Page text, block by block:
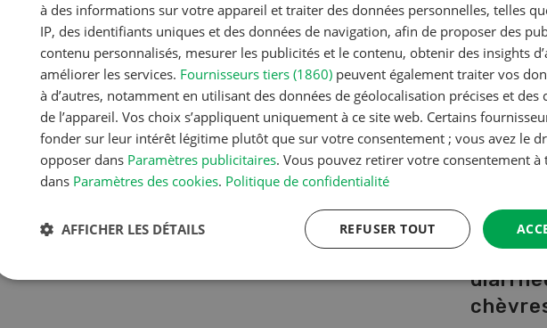
Production
Noms
en
A à Z
Production
faire
à des informations sur votre appareil et traiter des données personnelles, telles
IP, des identifiants uniques et des données de navigation, afin de proposer des
contenu personnalisés, mesurer les publicités et le contenu, obtenir des insights
améliorer les services. Fournisseurs tiers (1860) peuvent également traiter vos
à d’autres, notamment en utilisant des données de géolocalisation précises et des
de l’appareil. Vos choix s’appliquent uniquement à ce site web. Certains
fonder sur leur intérêt légitime plutôt que sur votre consentement ; vous avez le
opposer dans Paramètres publicitaires. Vous pouvez retirer votre consentement
dans Paramètres des cookies. Politique de confidentialité
REFUSER TOUT
AFFICHER LES DÉTAILS